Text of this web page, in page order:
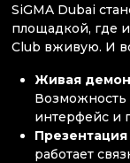
SiGMA Dubai
площадкой, где
Club вживую. И
Живая
Возможность
интерфейс и
работает